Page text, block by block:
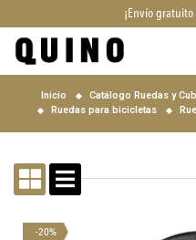
¡Envío
Inicio
Catálogo Ruedas y
Ruedas para bicicletas
-20%